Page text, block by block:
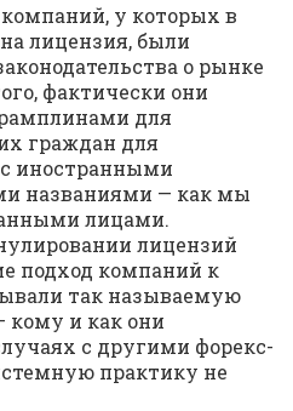
у которых в
лицензия, были
о рынке
фактически они
для
граждан для
иностранными
названиями — как мы
лицами.
лицензий
подход компаний к
так называемую
кому и как они
с другими форекс-
практику не